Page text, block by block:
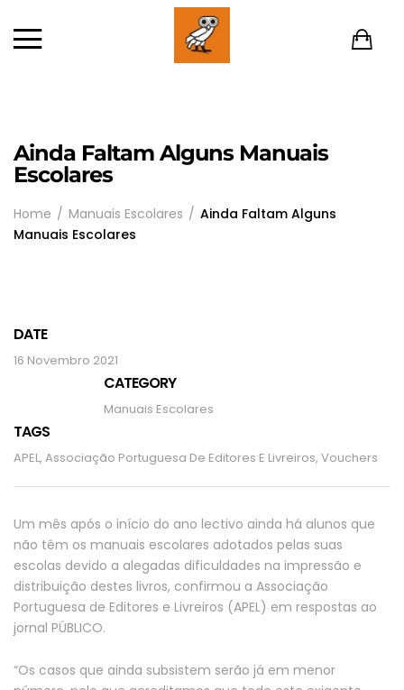
Ainda Faltam Alguns Manuais
Escolares
Home Manuais Escolares
Ainda Faltam Alguns
Manuais Escolares
DATE
16 Novembro 2021
CATEGORY
Manuais Escolares
TAGS
APEL, Associação Portuguesa De Editores E Livreiros, Vouchers
Um mês após o início do ano lectivo ainda há alunos que
não têm os manuais escolares adotados pelas suas
escolas devido a alegadas dificuldades na impressão e
distribuição destes livros, confirmou a Associação
Portuguesa de Editores e Livreiros (APEL) em respostas ao
jornal PÚBLICO.
“Os casos que ainda subsistem serão já em menor